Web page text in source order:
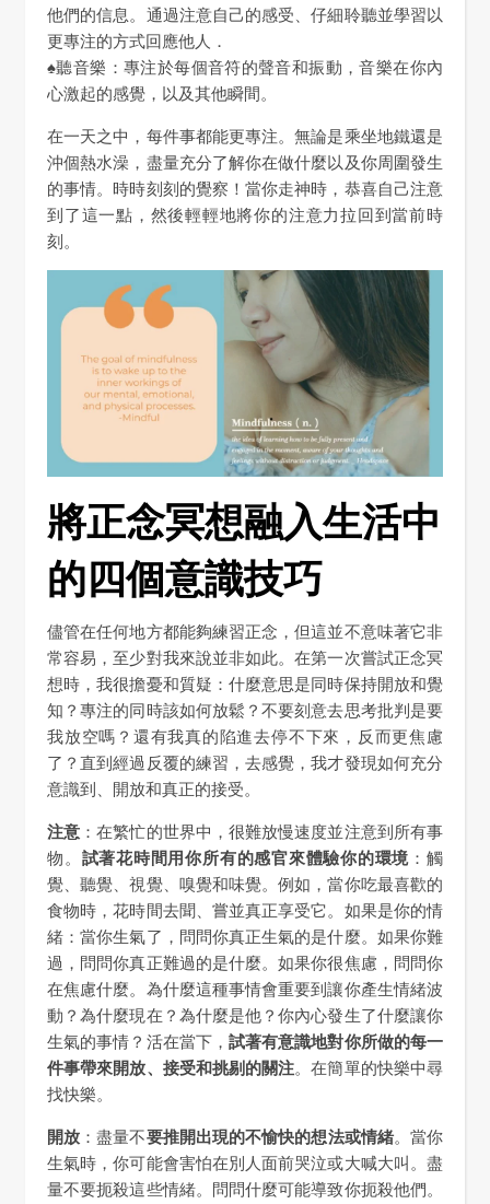
他們的信息。通過注意自己的感受、仔細聆聽並學習以
更專注的方式回應他人．
♠聽音樂：專注於每個音符的聲音和振動，音樂在你內
心激起的感覺，以及其他瞬間。
在一天之中，每件事都能更專注。無論是乘坐地鐵還是
沖個熱水澡，盡量充分了解你在做什麼以及你周圍發生
的事情。時時刻刻的覺察！當你走神時，恭喜自己注意
到了這一點，然後輕輕地將你的注意力拉回到當前時
刻。
將正念冥想融入生活中
的四個意識技巧
儘管在任何地方都能夠練習正念，但這並不意味著它非
常容易，至少對我來說並非如此。在第一次嘗試正念冥
想時，我很擔憂和質疑：什麼意思是同時保持開放和覺
知？專注的同時該如何放鬆？不要刻意去思考批判是要
我放空嗎？還有我真的陷進去停不下來，反而更焦慮
了？直到經過反覆的練習，去感覺，我才發現如何充分
意識到、開放和真正的接受。
注意 ：在繁忙的世界中，很難放慢速度並注意到所有事
物。 試著花時間用你所有的感官來體驗你的環境 ：觸
覺、聽覺、視覺、嗅覺和味覺。例如，當你吃最喜歡的
食物時，花時間去聞、嘗並真正享受它。如果是你的情
緒：當你生氣了，問問你真正生氣的是什麼。如果你難
過，問問你真正難過的是什麼。如果你很焦慮，問問你
在焦慮什麼。為什麼這種事情會重要到讓你產生情緒波
動？為什麼現在？為什麼是他？你內心發生了什麼讓你
生氣的事情？活在當下， 試著有意識地對你所做的每一
件事帶來開放、接受和挑剔的關注。在簡單的快樂中尋
找快樂。
開放 ：盡量不要推開出現的不愉快的想法或情緒。當你
生氣時，你可能會害怕在別人面前哭泣或大喊大叫。盡
量不要扼殺這些情緒。問問什麼可能導致你扼殺他們。